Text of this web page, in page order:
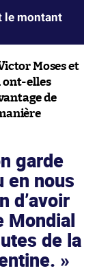
le montant
Moses et
ont-elles
de
garde
en nous
d’avoir
Mondial
de la